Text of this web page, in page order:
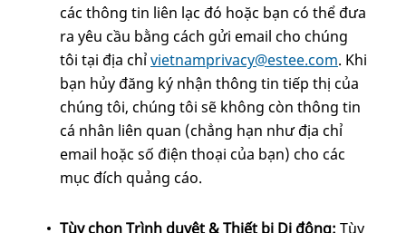
các thông tin liên lạc đó hoặc bạn có thể đưa
ra yêu cầu bằng cách gửi email cho chúng
tôi tại địa chỉvietnamprivacy@estee.com. Khi
bạn hủy đăng ký nhận thông tin tiếp thị của
chúng tôi, chúng tôi sẽ không còn thông tin
cá nhân liên quan (chẳng hạn như địa chỉ
email hoặc số điện thoại của bạn) cho các
mục đích quảng cáo.
Tùy chọn Trình duyệt & Thiết bị Di động: Tùy